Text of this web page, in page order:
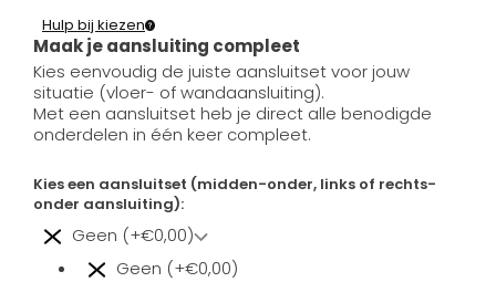
Maak je aansluiting compleet
Hulp bij kiezen
Kies eenvoudig de juiste aansluitset voor jouw
situatie (vloer- of wandaansluiting).
Met een aansluitset heb je direct alle benodigde
onderdelen in één keer compleet.
Kies een aansluitset (midden-onder, links of rechts-
onder aansluiting):
Geen (+€0,00)
Geen (+€0,00)